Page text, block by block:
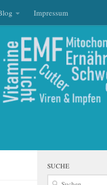
Impressum
SUCHE
Suchen